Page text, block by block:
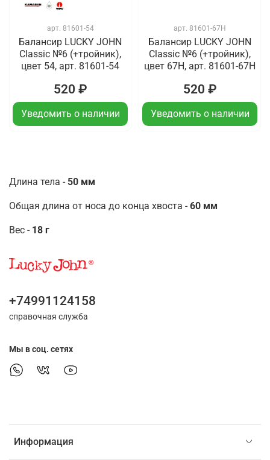
арт. 81601-54
Балансир LUCKY JOHN
Classic №6 (+тройник),
цвет 54, арт. 81601-54
520 ₽
Уведомить о наличии
арт. 81601-67H
Балансир LUCKY JOHN
Classic №6 (+тройник),
цвет 67H, арт. 81601-67H
520 ₽
Уведомить о наличии
Длина тела - 50 мм
Общая длина от носа до конца хвоста - 60 мм
Вес - 18 г
Информация
+74991124158
справочная служба
Мы в соц. сетях